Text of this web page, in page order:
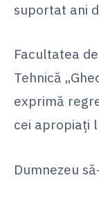
suportat ani
Facultatea
Tehnică
exprimă
cei apropiați
Dumnezeu